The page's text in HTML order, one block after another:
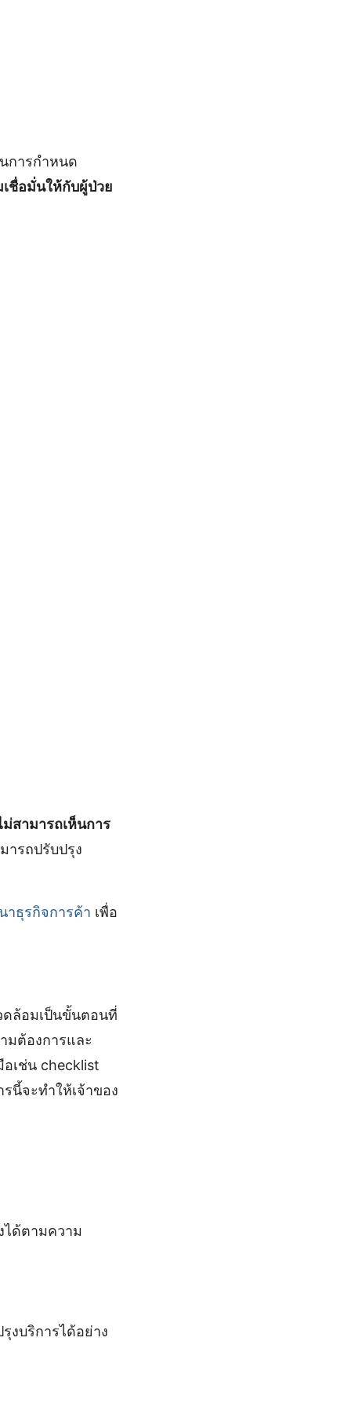
การกำหนด
ชื่อมั่นให้กับผู้ป่วย
สามารถเห็นการ
ารถปรับปรุง
ธุรกิจการค้า เพื่อ
ดล้อมเป็นขั้นตอนที่
มต้องการและ
เช่น checklist
นี้จะทำให้เจ้าของ
ได้ตามความ
งบริการได้อย่าง